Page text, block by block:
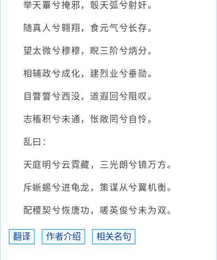
举天罼兮掩邪，彀天弧兮射奸。
随真人兮翱翔，食元气兮长存。
望太微兮穆穆，睨三阶兮炳分。
相辅政兮成化，建烈业兮垂勋。
目瞥瞥兮西没，道遐回兮阻叹。
志稸积兮未通，怅敞罔兮自怜。
乱曰：
天庭明兮云霓藏，三光朗兮镜万方。
斥蜥蜴兮进龟龙，策谋从兮翼机衡。
配稷契兮恢唐功，嗟英俊兮未为双。
翻译 作者介绍 相关名句